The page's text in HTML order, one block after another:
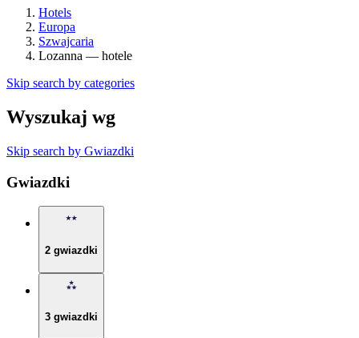
Hotels
Europa
Szwajcaria
Lozanna — hotele
Skip search by categories
Wyszukaj wg
Skip search by Gwiazdki
Gwiazdki
2 gwiazdki
3 gwiazdki